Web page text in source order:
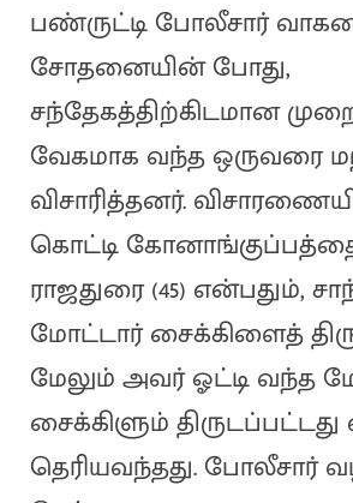
பண்ருட்டி போலீசார்
சோதனையின் போது,
சந்தேகத்திற்கிடமான
வேகமாக வந்த ஒருவரை
விசாரித்தனர்.
கொட்டி
ராஜதுரை (45) என்பதும்,
மோட்டார் சைக்கிளைத்
மேலும் அவர் ஓட்டி வந்த
சைக்கிளும்
தெரியவந்தது. போலீசார்